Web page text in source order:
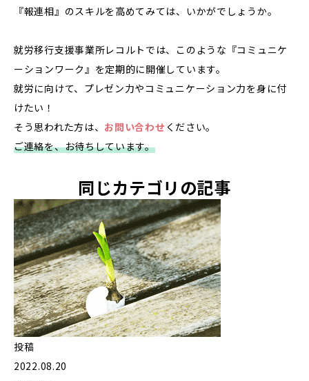
『報連相』のスキルを高めてみては、いかがでしょうか。
就労移行支援事業所レコルトでは、このような『コミュニケ
ーションワーク』を定期的に開催しています。
就労に向けて、プレゼン力やコミュニケーション力を身に付
けたい！
そう思われた方は、 お問い合わせ ください。
ご連絡を、お待ちしています。
同じカテゴリの記事
投稿
2022.08.20